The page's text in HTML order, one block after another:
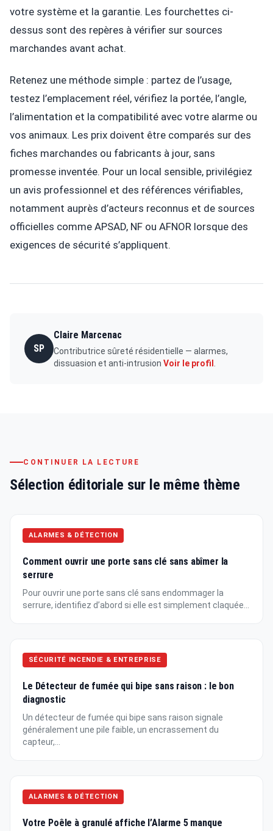
votre système et la garantie. Les fourchettes ci-
dessus sont des repères à vérifier sur sources
marchandes avant achat.
Retenez une méthode simple : partez de l’usage,
testez l’emplacement réel, vérifiez la portée, l’angle,
l’alimentation et la compatibilité avec votre alarme ou
vos animaux. Les prix doivent être comparés sur des
fiches marchandes ou fabricants à jour, sans
promesse inventée. Pour un local sensible, privilégiez
un avis professionnel et des références vérifiables,
notamment auprès d’acteurs reconnus et de sources
officielles comme APSAD, NF ou AFNOR lorsque des
exigences de sécurité s’appliquent.
SP
Claire Marcenac
Contributrice sûreté résidentielle — alarmes,
dissuasion et anti-intrusion Voir le profil
CONTINUER LA LECTURE
Sélection éditoriale sur le même thème
ALARMES & DÉTECTION
Comment ouvrir une porte sans clé sans abîmer la
serrure
Pour ouvrir une porte sans clé sans endommager la
serrure, identifiez d’abord si elle est simplement claquée...
SÉCURITÉ INCENDIE & ENTREPRISE
Le Détecteur de fumée qui bipe sans raison : le bon
diagnostic
Un détecteur de fumée qui bipe sans raison signale
généralement une pile faible, un encrassement du
capteur,...
ALARMES & DÉTECTION
Votre Poêle à granulé affiche l’Alarme 5 manque